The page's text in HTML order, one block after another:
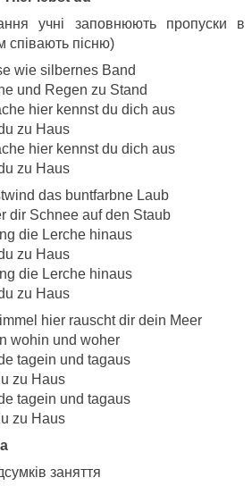
учні заповнюють пропуски в
співають пісню)
wie silbernes Band
und Regen zu Stand
hier kennst du dich aus
zu Haus
hier kennst du dich aus
zu Haus
das buntfarbne Laub
dir Schnee auf den Staub
die Lerche hinaus
zu Haus
die Lerche hinaus
zu Haus
hier rauscht dir dein Meer
wohin und woher
tagein und tagaus
zu Haus
tagein und tagaus
zu Haus
заняття